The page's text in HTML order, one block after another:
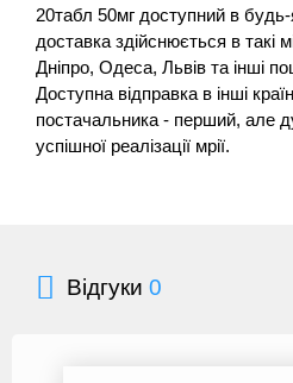
20табл 50мг доступний в будь-
доставка здійснюється в такі
Дніпро, Одеса, Львів та інші
Доступна відправка в інші
постачальника - перший, але
успішної реалізації мрії.
Відгуки 0